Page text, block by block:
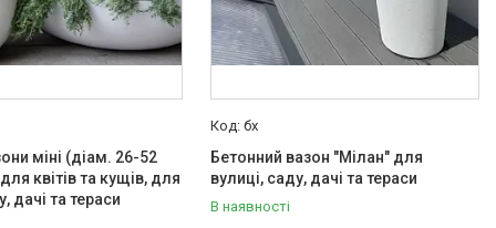
міні (діам. 26-52
квітів та кущів, для
дачі та тераси
бх
Бетонний вазон "Мілан" для
вулиці, саду, дачі та тераси
В наявності